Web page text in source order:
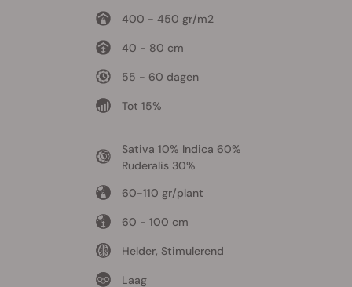
400 - 450 gr/m2
40 - 80 cm
55 - 60 dagen
Tot 15%
Sativa 10% Indica 60%
Ruderalis 30%
60-110 gr/plant
60 - 100 cm
Helder, Stimulerend
Laag